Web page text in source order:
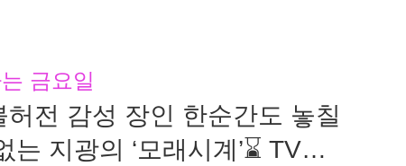
금요일
허전 감성 장인 한순간도 놓칠
는 지광의 ‘모래시계’⌛ TV